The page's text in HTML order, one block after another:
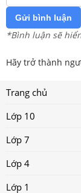
Gửi bình luận
*Bình luận sẽ
Hãy trở thành
Trang chủ
Lớp 10
Lớp 7
Lớp 4
Lớp 1